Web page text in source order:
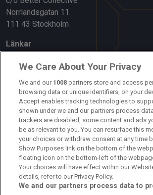
Norrlandsgatan 11
111 43 Stockholm
Länkar
Om oss
Kontakta oss
Kundtjänst
Sponsor: Rekatochklart
Annonsera på Fotbolldirekt
Redaktionell policy
Personuppgiftspolicy
We Care About Your Privacy
We and our 1008 partners store and access
browsing data or unique identifiers, on your
Accept enables tracking technologies to
shown under we and our partners process
trackers are disabled, some content and ads
be as relevant to you. You can resurface this
your choices or withdraw consent at any time
Show Purposes link on the bottom of the
floating icon on the bottom-left of the
Your choices will have effect within our
details, refer to our Privacy Policy.
We and our partners process data to